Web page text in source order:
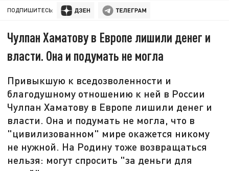
ПОДПИШИТЕСЬ:
Чулпан Хаматову в Европе лишили денег и
власти. Она и подумать не могла
Привыкшую к вседозволенности и
благодушному отношению к ней в России
Чулпан Хаматову в Европе лишили денег и
власти. Она и подумать не могла, что в
"цивилизованном" мире окажется никому
не нужной. На Родину тоже возвращаться
нельзя: могут спросить "за деньги для